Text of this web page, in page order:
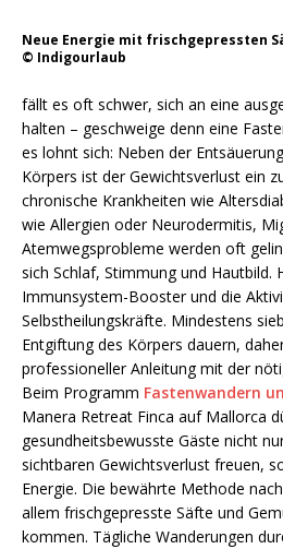
Neue Energie mit frischgepressten
© Indigourlaub
fällt es oft schwer, sich an eine
halten – geschweige denn eine
es lohnt sich: Neben der
Körpers ist der Gewichtsverlust ein
chronische Krankheiten wie
wie Allergien oder Neurodermitis,
Atemwegsprobleme werden oft
sich Schlaf, Stimmung und Hautbild.
Immunsystem-Booster und die
Selbstheilungskräfte. Mindestens
Entgiftung des Körpers dauern,
professioneller Anleitung mit der
Beim Programm Fastenwandern
Manera Retreat Finca auf Mallorca
gesundheitsbewusste Gäste nicht
sichtbaren Gewichtsverlust freuen,
Energie. Die bewährte Methode
allem frischgepresste Säfte und
kommen. Tägliche Wanderungen